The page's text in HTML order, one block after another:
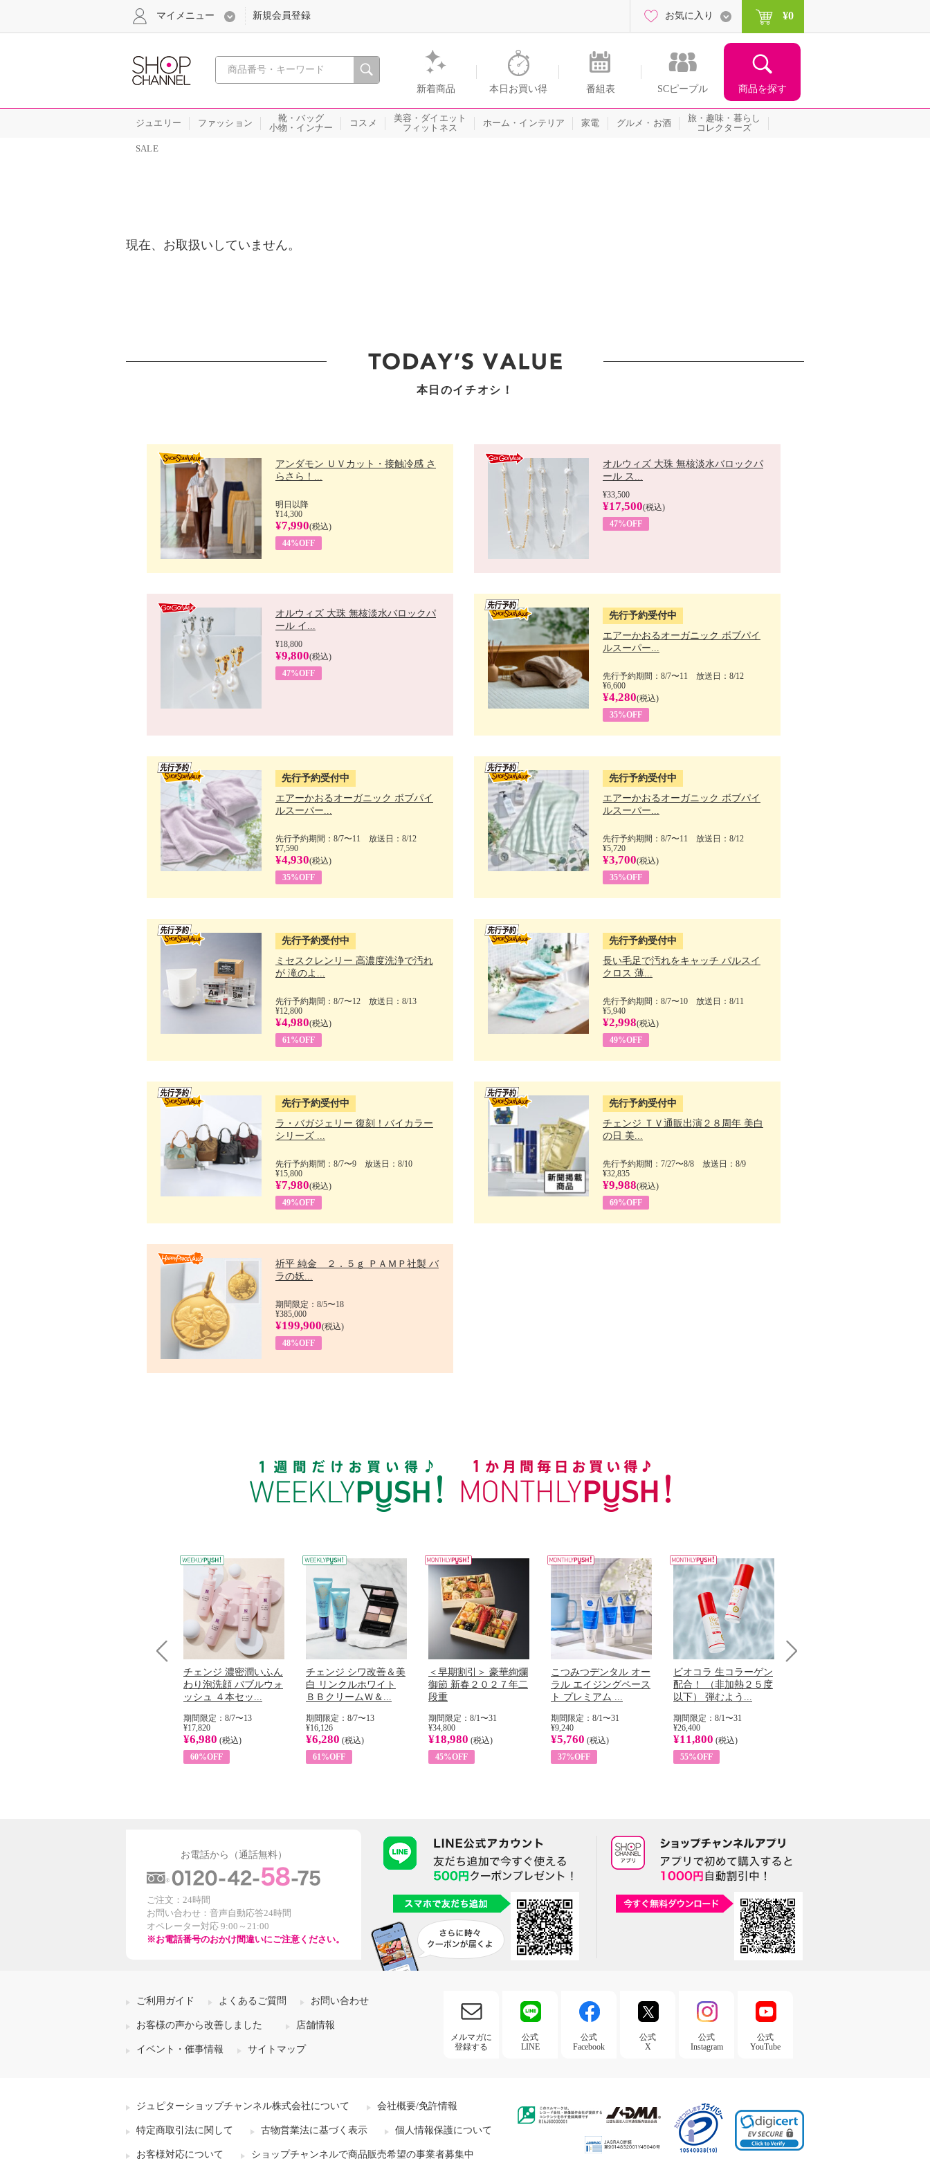
心おどる、瞬間を。通販・テレビショッピングのショップチャンネル
新着商品 本日お買い得 番組表 SCピープル 商品を探す
マイメニュー 新規会員登録 お気に入り ¥0
ジュエリー ファッション
靴・バッグ
小物・インナー
コスメ
美容・ダイエット
フィットネス
ホーム・インテリア 家電 グルメ・お酒
旅・趣味・暮らし
コレクターズ
SALE
現在、お取扱いしていません。
本日のイチオシ！
アンダモン ＵＶカット・接触冷感 さ
らさら！...
明日以降
¥14,300
¥7,990(税込)
44%OFF
オルウィズ 大珠 無核淡水バロックパ
ール ス...
¥33,500
¥17,500(税込)
47%OFF
オルウィズ 大珠 無核淡水バロックパ
ール イ...
¥18,800
¥9,800(税込)
47%OFF
先行予約受付中
エアーかおるオーガニック ボブパイ
ルスーパー...
先行予約期間：8/7〜11 放送日：8/12
¥6,600
¥4,280(税込)
35%OFF
先行予約受付中
エアーかおるオーガニック ボブパイ
ルスーパー...
先行予約期間：8/7〜11 放送日：8/12
¥7,590
¥4,930(税込)
35%OFF
先行予約受付中
エアーかおるオーガニック ボブパイ
ルスーパー...
先行予約期間：8/7〜11 放送日：8/12
¥5,720
¥3,700(税込)
35%OFF
先行予約受付中
ミセスクレンリー 高濃度洗浄で汚れ
が 滝のよ...
先行予約期間：8/7〜12 放送日：8/13
¥12,800
¥4,980(税込)
61%OFF
先行予約受付中
長い毛足で汚れをキャッチ パルスイ
クロス 薄...
先行予約期間：8/7〜10 放送日：8/11
¥5,940
¥2,998(税込)
49%OFF
先行予約受付中
ラ・バガジェリー 復刻！バイカラー
シリーズ ...
先行予約期間：8/7〜9 放送日：8/10
¥15,800
¥7,980(税込)
49%OFF
先行予約受付中
チェンジ ＴＶ通販出演２８周年 美白
の日 美...
先行予約期間：7/27〜8/8 放送日：8/9
¥32,835
¥9,988(税込)
69%OFF
祈平 純金 ２．５ｇ ＰＡＭＰ社製 バ
ラの妖...
期間限定：8/5〜18
¥385,000
¥199,900(税込)
48%OFF
チェンジ 濃密潤いふん
わり泡洗顔 バブルウォ
ッシュ ４本セッ...
期間限定：8/7〜13
¥17,820
¥6,980 (税込)
60%OFF
チェンジ シワ改善＆美
白 リンクルホワイト
ＢＢクリームＷ＆...
期間限定：8/7〜13
¥16,126
¥6,280 (税込)
61%OFF
＜早期割引＞ 豪華絢爛
御節 新春２０２７年二
段重
期間限定：8/1〜31
¥34,800
¥18,980 (税込)
45%OFF
こつみつデンタル オー
ラル エイジングペース
ト プレミアム ...
期間限定：8/1〜31
¥9,240
¥5,760 (税込)
37%OFF
ビオコラ 生コラーゲン
配合！ （非加熱２５度
以下） 弾むよう...
期間限定：8/1〜31
¥26,400
¥11,800 (税込)
55%OFF
お電話から（通話無料）
ご注文：24時間
お問い合わせ：音声自動応答24時間
オペレーター対応 9:00～21:00
※お電話番号のおかけ間違いにご注意ください。
ご利用ガイド よくあるご質問 お問い合わせ
お客様の声から改善しました 店舗情報
イベント・催事情報 サイトマップ
メルマガに
登録する
公式
LINE
公式
Facebook
公式
X
公式
Instagram
公式
YouTube
ジュピターショップチャンネル株式会社について 会社概要/免許情報
特定商取引法に関して 古物営業法に基づく表示 個人情報保護について
お客様対応について ショップチャンネルで商品販売希望の事業者募集中